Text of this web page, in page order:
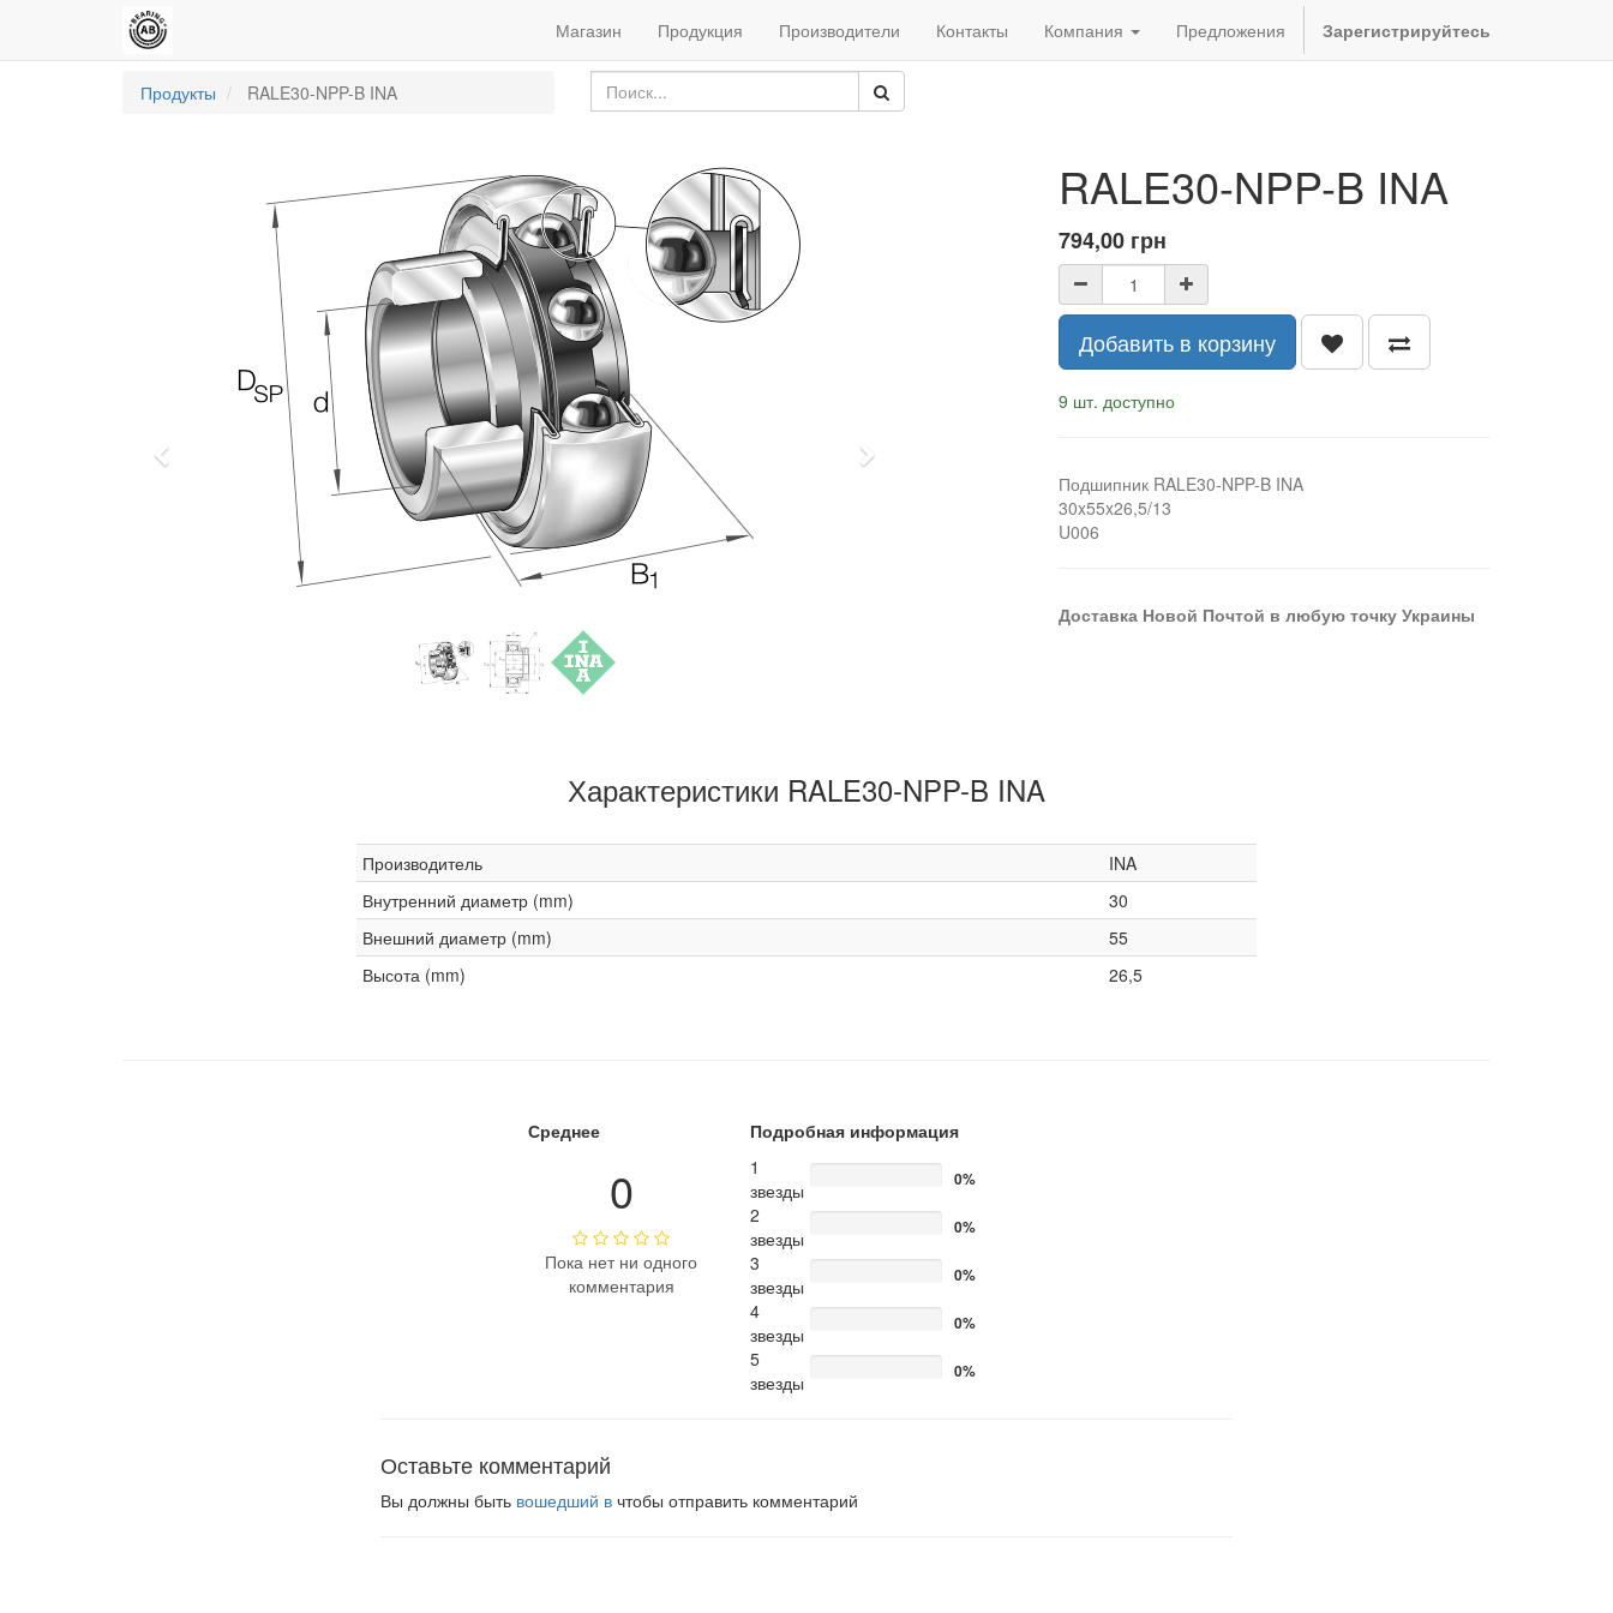
Магазин Продукция Производители Контакты Компания Предложения Зарегистрируйтесь
Продукты RALE30-NPP-B INA
Next
RALE30-NPP-B INA
794,00 грн
Добавить в корзину
9 шт. доступно
Подшипник RALE30-NPP-B INA
30x55x26,5/13
U006
Доставка Новой Почтой в любую точку Украины
Характеристики RALE30-NPP-B INA
Производитель
INA
Внутренний диаметр (mm)
30
Внешний диаметр (mm)
55
Высота (mm)
26,5
Среднее
0
Пока нет ни одного
комментария
Подробная информация
1
звезды
0%
2
звезды
0%
3
звезды
0%
4
звезды
0%
5
звезды
0%
Оставьте комментарий
Вы должны быть вошедший в чтобы отправить комментарий